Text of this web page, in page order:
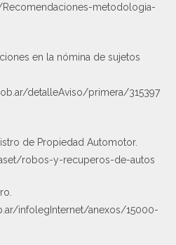
metodologia-
en la nómina de sujetos
detalleAviso/primera/315397
de Propiedad Automotor.
robos-y-recuperos-de-autos
infolegInternet/anexos/15000-